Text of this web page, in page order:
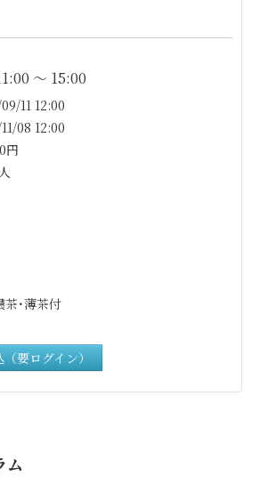
〜 15:00
11 12:00
08 12:00
円
茶･薄茶付
要ログイン）
ム